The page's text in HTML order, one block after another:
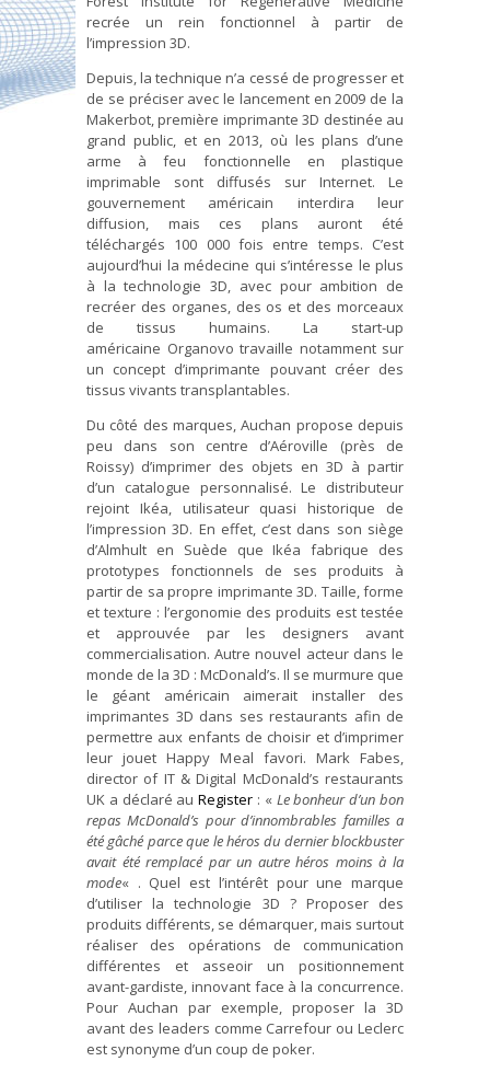
recrée un rein fonctionnel à partir de
l’impression 3D.
Depuis, la technique n’a cessé de progresser et
de se préciser avec le lancement en 2009 de la
Makerbot, première imprimante 3D destinée au
grand public, et en 2013, où les plans d’une
arme à feu fonctionnelle en plastique
imprimable sont diffusés sur Internet. Le
gouvernement américain interdira leur
diffusion, mais ces plans auront été
téléchargés 100 000 fois entre temps. C’est
aujourd’hui la médecine qui s’intéresse le plus
à la technologie 3D, avec pour ambition de
recréer des organes, des os et des morceaux
de tissus humains. La start-up
américaine Organovo travaille notamment sur
un concept d’imprimante pouvant créer des
tissus vivants transplantables.
Du côté des marques, Auchan propose depuis
peu dans son centre d’Aéroville (près de
Roissy) d’imprimer des objets en 3D à partir
d’un catalogue personnalisé. Le distributeur
rejoint Ikéa, utilisateur quasi historique de
l’impression 3D. En effet, c’est dans son siège
d’Almhult en Suède que Ikéa fabrique des
prototypes fonctionnels de ses produits à
partir de sa propre imprimante 3D. Taille, forme
et texture : l’ergonomie des produits est testée
et approuvée par les designers avant
commercialisation. Autre nouvel acteur dans le
monde de la 3D : McDonald’s. Il se murmure que
le géant américain aimerait installer des
imprimantes 3D dans ses restaurants afin de
permettre aux enfants de choisir et d’imprimer
leur jouet Happy Meal favori. Mark Fabes,
director of IT & Digital McDonald’s restaurants
UK a déclaré auRegister : « Le bonheur d’un bon
repas McDonald’s pour d’innombrables familles a
été gâché parce que le héros du dernier blockbuster
avait été remplacé par un autre héros moins à la
mode« . Quel est l’intérêt pour une marque
d’utiliser la technologie 3D ? Proposer des
produits différents, se démarquer, mais surtout
réaliser des opérations de communication
différentes et asseoir un positionnement
avant-gardiste, innovant face à la concurrence.
Pour Auchan par exemple, proposer la 3D
avant des leaders comme Carrefour ou Leclerc
est synonyme d’un coup de poker.